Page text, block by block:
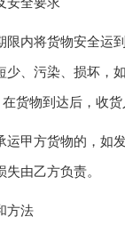
将货物安全运到
少、污染、损坏，
货物到达后，收
方货物的，如发
由乙方负责。
方法